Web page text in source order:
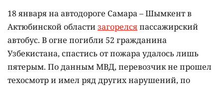
18 января на автодороге Самара – Шымкент в
Актюбинской областизагорелсяпассажирский
автобус. В огне погибли 52 гражданина
Узбекистана, спастись от пожара удалось лишь
пятерым. По данным МВД, перевозчик не прошел
техосмотр и имел ряд других нарушений, по